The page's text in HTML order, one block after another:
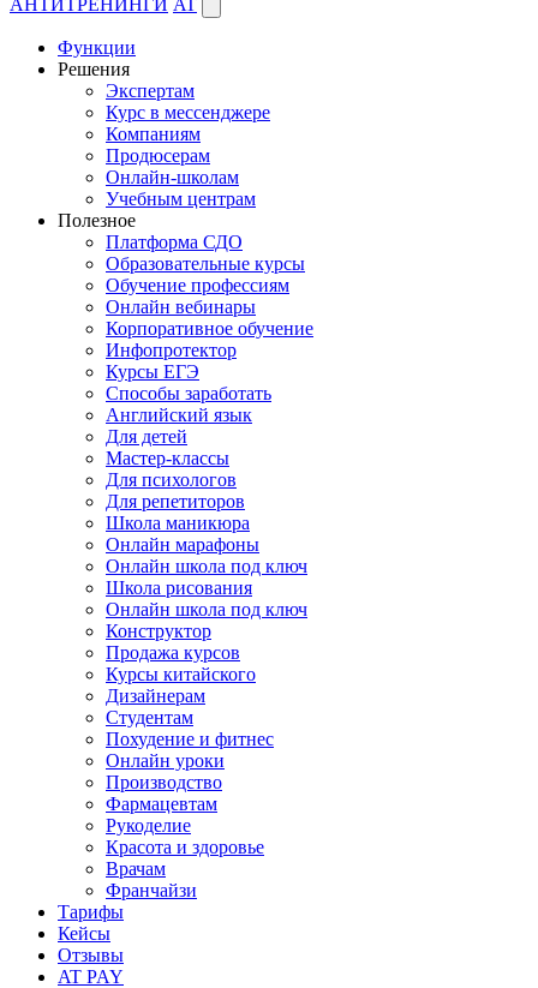
АНТИТРЕНИНГИ AT
Функции
Решения
Экспертам
Курс в мессенджере
Компаниям
Продюсерам
Онлайн-школам
Учебным центрам
Полезное
Платформа СДО
Образовательные курсы
Обучение профессиям
Онлайн вебинары
Корпоративное обучение
Инфопротектор
Курсы ЕГЭ
Способы заработать
Английский язык
Для детей
Мастер-классы
Для психологов
Для репетиторов
Школа маникюра
Онлайн марафоны
Онлайн школа под ключ
Школа рисования
Онлайн школа под ключ
Конструктор
Продажа курсов
Курсы китайского
Дизайнерам
Студентам
Похудение и фитнес
Онлайн уроки
Производство
Фармацевтам
Рукоделие
Красота и здоровье
Врачам
Франчайзи
Тарифы
Кейсы
Отзывы
AT PAY